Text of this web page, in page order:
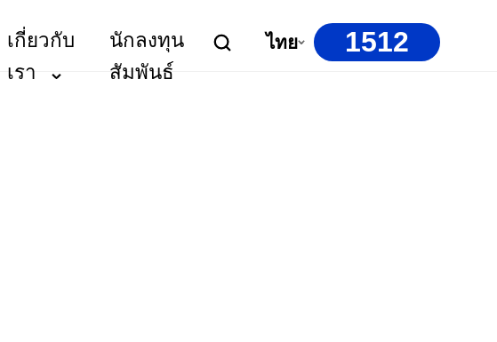
เกี่ยวกับ
เรา
นักลงทุน
สัมพันธ์
ไทย 1512